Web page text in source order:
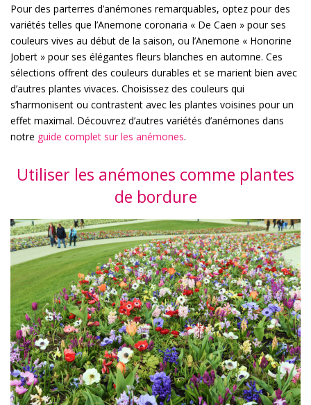
Pour des parterres d’anémones remarquables, optez pour des
variétés telles que l’Anemone coronaria « De Caen » pour ses
couleurs vives au début de la saison, ou l’Anemone « Honorine
Jobert » pour ses élégantes fleurs blanches en automne. Ces
sélections offrent des couleurs durables et se marient bien avec
d’autres plantes vivaces. Choisissez des couleurs qui
s’harmonisent ou contrastent avec les plantes voisines pour un
effet maximal. Découvrez d’autres variétés d’anémones dans
notre guide complet sur les anémones.
Utiliser les anémones comme plantes
de bordure